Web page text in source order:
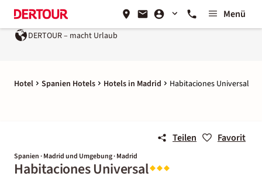
Menü
DERTOUR – macht Urlaub
Hotel Spanien Hotels Hotels in Madrid Habitaciones Universal
Teilen Favorit
Spanien · Madrid und Umgebung · Madrid
Habitaciones Universal